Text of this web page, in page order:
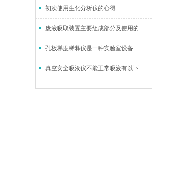
初次使用生化分析仪的心得
废液吸取装置主要组成部分及使用的相关介绍
孔板梯度稀释仪是一种实验室设备
真空安全吸液仪不能正常吸液有以下几种可能